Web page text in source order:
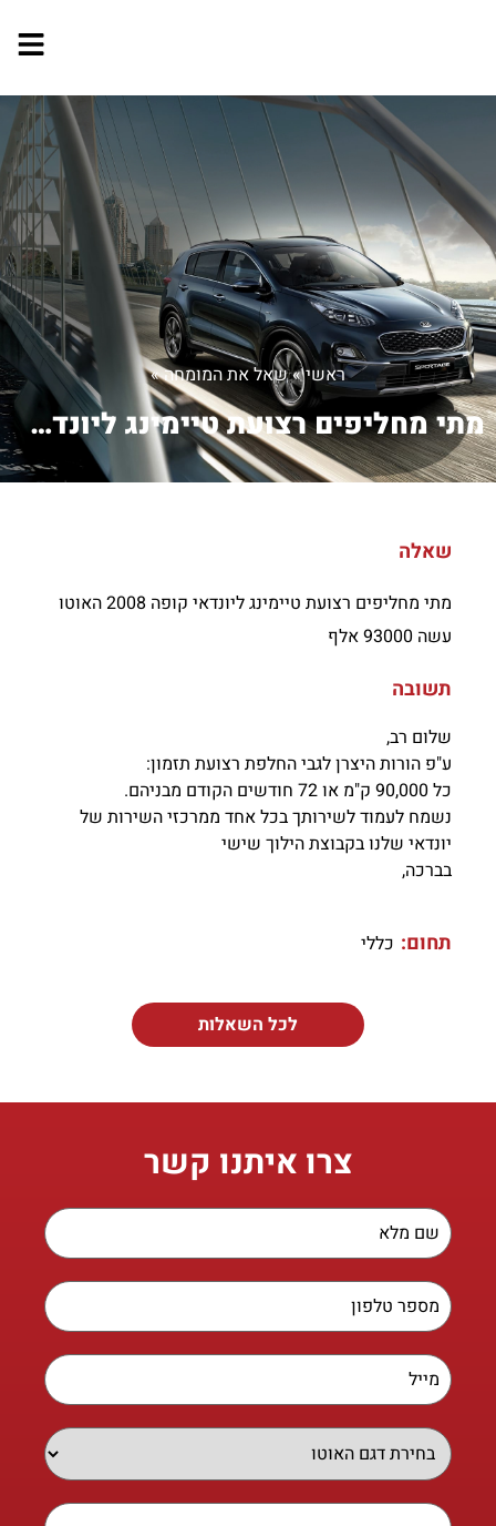
ראשי»שאל את המומחה»
מתי מחליפים רצועת טיימינג ליונדאי קופ...
שאלה
מתי מחליפים רצועת טיימינג ליונדאי קופה 2008 האוטו
עשה 93000 אלף
תשובה
שלום רב,
ע"פ הורות היצרן לגבי החלפת רצועת תזמון:
כל 90,000 ק"מ או 72 חודשים הקודם מבניהם.
נשמח לעמוד לשירותך בכל אחד ממרכזי השירות של
יונדאי שלנו בקבוצת הילוך שישי
בברכה,
תחום: כללי
לכל השאלות
צרו איתנו קשר